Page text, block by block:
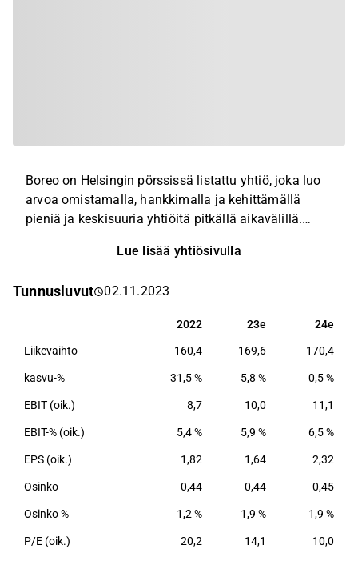
Boreo on Helsingin pörssissä listattu yhtiö, joka luo
arvoa omistamalla, hankkimalla ja kehittämällä
pieniä ja keskisuuria yhtiöitä pitkällä aikavälillä.
liiketoiminta-alueeseen: Elektroniikka ja Tekninen
pitkän aikavälin tuloskasvu. Yhtiön
hankinta ja pitkäaikainen omistaminen. Yhtiön
liiketoimintamallin keskiössä on sen yhtiöiden
odotetuilla pääoman tuottotasoilla konserniyhtiöihin
tai yritysostoihin. Boreo toimii hajautetussa
vastuuta ja yrittäjämäistä toimintatapaa. Konsernin
yhtiöiden kestävä pitkän aikavälin tuloskasvu
varmistetaan yhtiöiden ja niiden henkilöstön
Lue lisää yhtiösivulla
Tunnusluvut 02.11.2023
2022 23e 24e
2022 23e 24e
Liikevaihto 160,4 169,6 170,4
kasvu-% 31,5 % 5,8 % 0,5 %
EBIT (oik.) 8,7 10,0 11,1
EBIT-% (oik.) 5,4 % 5,9 % 6,5 %
EPS (oik.) 1,82 1,64 2,32
Osinko 0,44 0,44 0,45
Osinko % 1,2 % 1,9 % 1,9 %
P/E (oik.) 20,2 14,1 10,0